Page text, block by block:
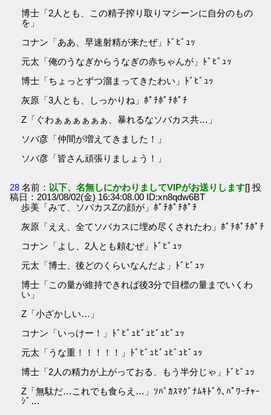
博士「2人とも、この精子搾り取りマシーンに自分のもの
を」
コナン「ああ、早速射精が来たぜ」ﾄﾞﾋﾞｭｯ
元太「俺のうなぎからうなぎの赤ちゃんが」ﾄﾞﾋﾞｭｯ
博士「ちょっとずつ溜まってきたわい」ﾄﾞﾋﾞｭｯ
灰原「3人とも、しっかりね」ﾎﾟﾁﾎﾟﾁﾎﾟﾁ
Z「ぐわぁぁぁぁぁぁ、暴れるなソバカス共…」
ソバ彦「仲間が増えてきました！」
ソバ彦「皆さん頑張りましょう！」
28 名前： 以下、名無しにかわりましてVIPがお送りします[] 投
稿日：2013/08/02(金) 16:34:08.00 ID:xn8qdw6BT
歩美「みて、ソバカスZの顔が」ﾎﾟﾁﾎﾟﾁﾎﾟﾁ
灰原「ええ、全てソバカスに埋め尽くされたわ」ﾎﾟﾁﾎﾟﾁﾎﾟﾁ
コナン「よし、2人とも頼むぜ」ﾄﾞﾋﾞｭｯ
元太「博士、後どのくらいなんだよ」ﾄﾞﾋﾞｭｯ
博士「この量が維持できれば後3分で目標の量までいくわ
い」
Z「小ざかしい…」
コナン「いっけー！」ﾄﾞﾋﾞｭﾋﾞｭﾋﾞｭﾋﾞｭｯ
元太「うな重！！！！！」ﾄﾞﾋﾞｭﾋﾞｭﾋﾞｭﾋﾞｭｯ
博士「2人の精力が上がっておる、もう半分じゃ」ﾄﾞﾋﾞｭｯ
Z「無駄だ…これでも食らえ…」ｿﾊﾞｶｽﾏｸﾞﾅﾑｷﾄﾞｳ､ﾊﾟﾜｰﾁｬｰ
ｼﾞ…